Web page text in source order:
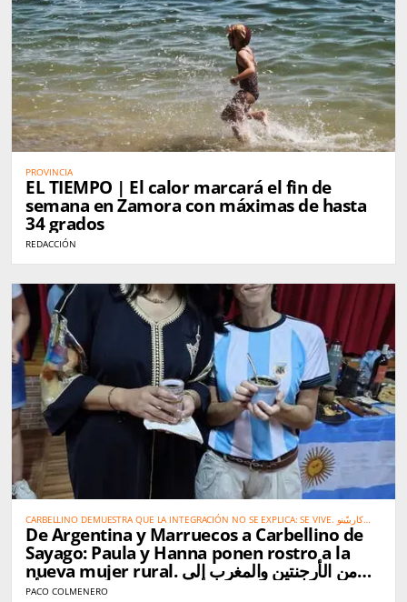
PROVINCIA
EL TIEMPO | El calor marcará el fin de
semana en Zamora con máximas de hasta
34 grados
REDACCIÓN
CARBELLINO DEMUESTRA QUE LA INTEGRACIÓN NO SE EXPLICA: SE VIVE. كاربيّينو
تُثبت أن الاندماج الحقيقي لا يحتاج إلى شرح… بل يُعاش
De Argentina y Marruecos a Carbellino de
Sayago: Paula y Hanna ponen rostro a la
nueva mujer rural. من الأرجنتين والمغرب إلى
كاربيّينو دي ساياغو: باولا وهناء تجسّدان صورة المرأة
PACO COLMENERO